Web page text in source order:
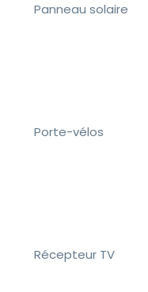
Panneau solaire
Porte-vélos
Récepteur TV